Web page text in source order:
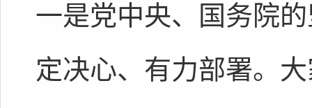
一是党中央、国务院
定决心、有力部署。